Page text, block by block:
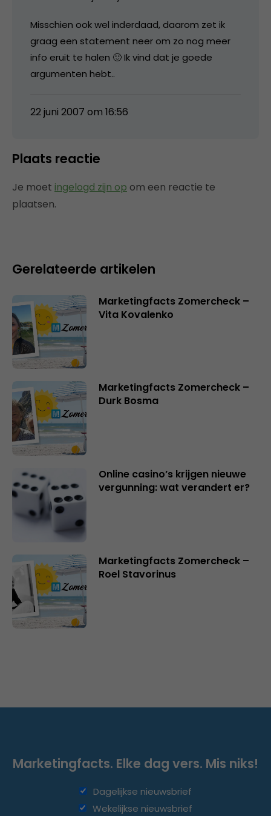
Misschien ook wel inderdaad, daarom zet ik
graag een statement neer om zo nog meer
info eruit te halen 🙂 Ik vind dat je goede
argumenten hebt..
22 juni 2007 om 16:56
Plaats reactie
Je moet ingelogd zijn op om een reactie te
plaatsen.
Gerelateerde artikelen
Marketingfacts Zomercheck –
Vita Kovalenko
Marketingfacts Zomercheck –
Durk Bosma
Online casino’s krijgen nieuwe
vergunning: wat verandert er?
Marketingfacts Zomercheck –
Roel Stavorinus
Marketingfacts. Elke dag vers. Mis niks!
Dagelijkse nieuwsbrief
Wekelijkse nieuwsbrief